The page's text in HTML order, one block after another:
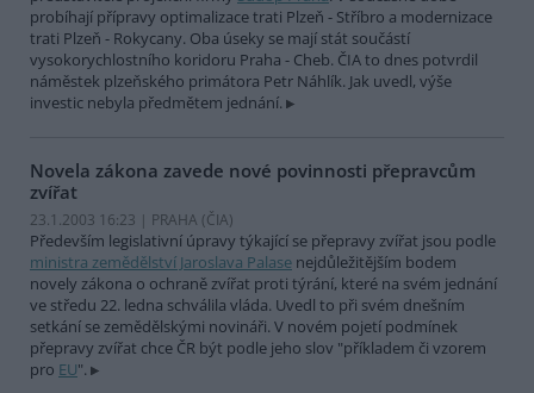
probíhají přípravy optimalizace trati Plzeň - Stříbro a modernizace
trati Plzeň - Rokycany. Oba úseky se mají stát součástí
vysokorychlostního koridoru Praha - Cheb. ČIA to dnes potvrdil
náměstek plzeňského primátora Petr Náhlík. Jak uvedl, výše
investic nebyla předmětem jednání.
Novela zákona zavede nové povinnosti přepravcům
zvířat
23.1.2003 16:23 | PRAHA (ČIA)
Především legislativní úpravy týkající se přepravy zvířat jsou podle
ministra zemědělství Jaroslava Palase nejdůležitějším bodem
novely zákona o ochraně zvířat proti týrání, které na svém jednání
ve středu 22. ledna schválila vláda. Uvedl to při svém dnešním
setkání se zemědělskými novináři. V novém pojetí podmínek
přepravy zvířat chce ČR být podle jeho slov "příkladem či vzorem
pro EU".